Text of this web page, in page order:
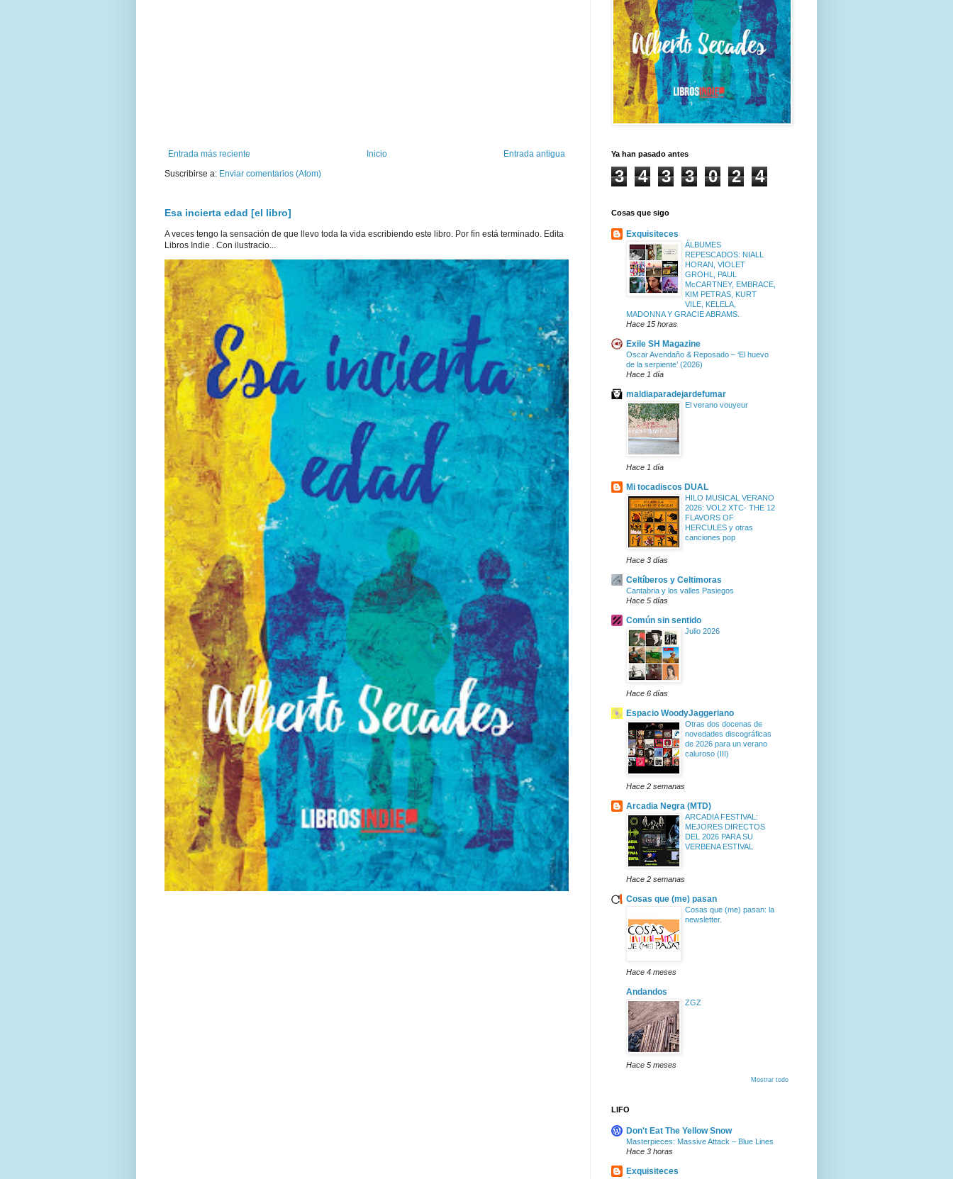
Entrada más reciente Entrada antigua
Inicio
Suscribirse a: Enviar comentarios (Atom)
Esa incierta edad [el libro]
A veces tengo la sensación de que llevo toda la vida escribiendo este libro. Por fin está terminado. Edita
Libros Indie . Con ilustracio...
Ya han pasado antes
3 4 3 3 0 2 4
Cosas que sigo
Exquisiteces
ÁLBUMES
REPESCADOS: NIALL
HORAN, VIOLET
GROHL, PAUL
McCARTNEY, EMBRACE,
KIM PETRAS, KURT
VILE, KELELA,
MADONNA Y GRACIE ABRAMS.
Hace 15 horas
Exile SH Magazine
Oscar Avendaño & Reposado – ‘El huevo
de la serpiente’ (2026)
Hace 1 día
maldiaparadejardefumar
El verano vouyeur
Hace 1 día
Mi tocadiscos DUAL
HILO MUSICAL VERANO
2026: VOL2 XTC- THE 12
FLAVORS OF
HERCULES y otras
canciones pop
Hace 3 días
Celtíberos y Celtimoras
Cantabria y los valles Pasiegos
Hace 5 días
Común sin sentido
Julio 2026
Hace 6 días
Espacio WoodyJaggeriano
Otras dos docenas de
novedades discográficas
de 2026 para un verano
caluroso (III)
Hace 2 semanas
Arcadia Negra (MTD)
ARCADIA FESTIVAL:
MEJORES DIRECTOS
DEL 2026 PARA SU
VERBENA ESTIVAL
Hace 2 semanas
Cosas que (me) pasan
Cosas que (me) pasan: la
newsletter.
Hace 4 meses
Andandos
ZGZ
Hace 5 meses
Mostrar todo
LIFO
Don't Eat The Yellow Snow
Masterpieces: Massive Attack – Blue Lines
Hace 3 horas
Exquisiteces